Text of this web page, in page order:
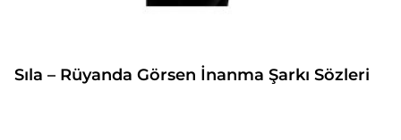
Sıla – Rüyanda Görsen İnanma Şarkı Sözleri